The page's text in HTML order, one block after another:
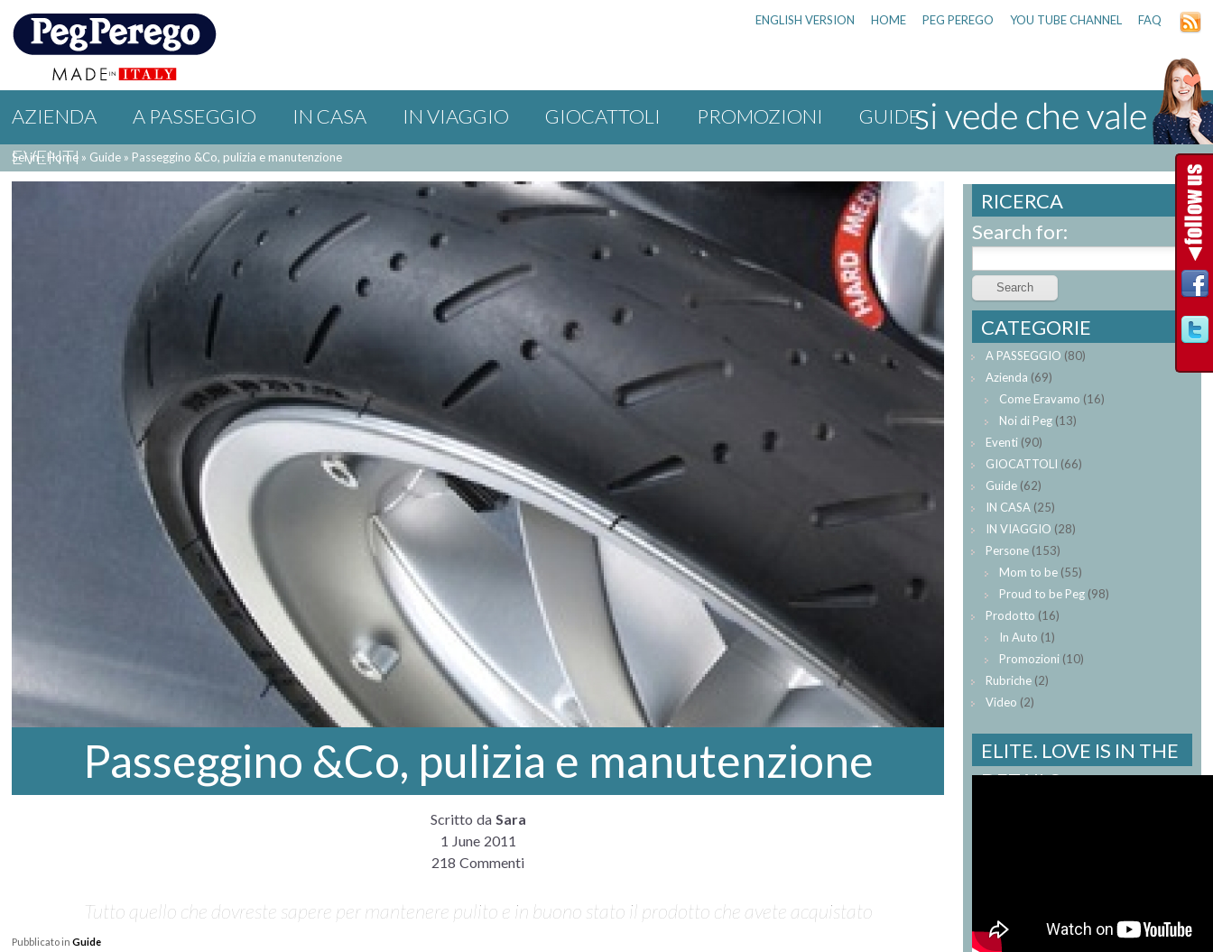
ENGLISH VERSION HOME PEG PEREGO YOU TUBE CHANNEL FAQ
AZIENDA A PASSEGGIO IN CASA IN VIAGGIO GIOCATTOLI PROMOZIONI
GUIDE
EVENTI
Sei in : Home » Guide » Passeggino &Co, pulizia e manutenzione
Passeggino &Co, pulizia e manutenzione
Scritto da Sara
1 June 2011
218 Commenti
Tutto quello che dovreste sapere per mantenere pulito e in buono stato il prodotto che avete acquistato
Pubblicato inGuide
RICERCA
Search for:
CATEGORIE
A PASSEGGIO (80)
Azienda (69)
Come Eravamo (16)
Noi di Peg (13)
Eventi (90)
GIOCATTOLI (66)
Guide (62)
IN CASA (25)
IN VIAGGIO (28)
Persone (153)
Mom to be (55)
Proud to be Peg (98)
Prodotto (16)
In Auto (1)
Promozioni (10)
Rubriche (2)
Video (2)
ELITE. LOVE IS IN THE
DETAILS.